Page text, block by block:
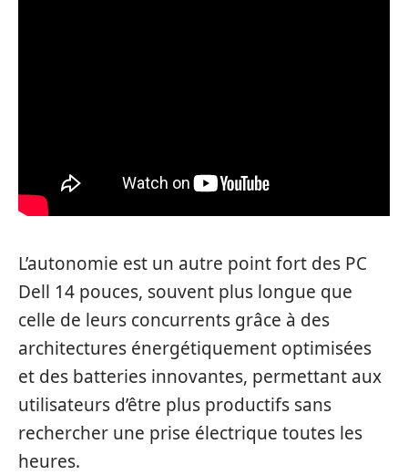
L’autonomie est un autre point fort des PC
Dell 14 pouces, souvent plus longue que
celle de leurs concurrents grâce à des
architectures énergétiquement optimisées
et des batteries innovantes, permettant aux
utilisateurs d’être plus productifs sans
rechercher une prise électrique toutes les
heures.